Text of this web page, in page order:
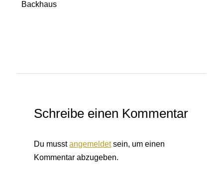
Schreibe einen Kommentar
Du musstangemeldetsein, um einen
Kommentar abzugeben.